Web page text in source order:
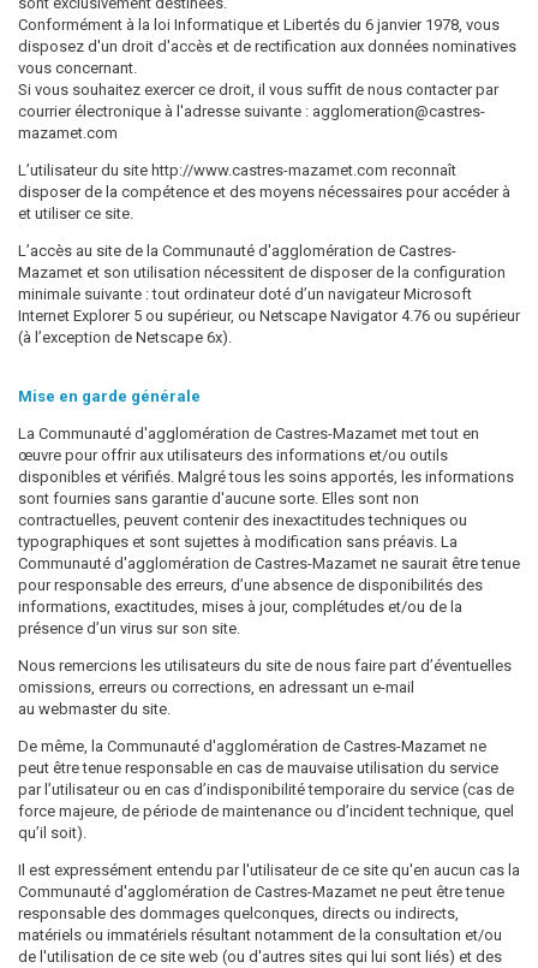
Conformément à la loi Informatique et Libertés du 6 janvier 1978, vous
disposez d'un droit d'accès et de rectification aux données nominatives
vous concernant.
Si vous souhaitez exercer ce droit, il vous suffit de nous contacter par
courrier électronique à l'adresse suivante : agglomeration@castres-
mazamet.com
L’utilisateur du site http://www.castres-mazamet.com reconnaît
disposer de la compétence et des moyens nécessaires pour accéder à
et utiliser ce site.
L’accès au site de la Communauté d'agglomération de Castres-
Mazamet et son utilisation nécessitent de disposer de la configuration
minimale suivante : tout ordinateur doté d’un navigateur Microsoft
Internet Explorer 5 ou supérieur, ou Netscape Navigator 4.76 ou supérieur
(à l’exception de Netscape 6x).
Mise en garde générale
La Communauté d'agglomération de Castres-Mazamet met tout en
œuvre pour offrir aux utilisateurs des informations et/ou outils
disponibles et vérifiés. Malgré tous les soins apportés, les informations
sont fournies sans garantie d'aucune sorte. Elles sont non
contractuelles, peuvent contenir des inexactitudes techniques ou
typographiques et sont sujettes à modification sans préavis. La
Communauté d'agglomération de Castres-Mazamet ne saurait être tenue
pour responsable des erreurs, d’une absence de disponibilités des
informations, exactitudes, mises à jour, complétudes et/ou de la
présence d’un virus sur son site.
Nous remercions les utilisateurs du site de nous faire part d’éventuelles
omissions, erreurs ou corrections, en adressant un e-mail
au webmaster du site.
De même, la Communauté d'agglomération de Castres-Mazamet ne
peut être tenue responsable en cas de mauvaise utilisation du service
par l’utilisateur ou en cas d’indisponibilité temporaire du service (cas de
force majeure, de période de maintenance ou d’incident technique, quel
qu’il soit).
Il est expressément entendu par l'utilisateur de ce site qu'en aucun cas la
Communauté d'agglomération de Castres-Mazamet ne peut être tenue
responsable des dommages quelconques, directs ou indirects,
matériels ou immatériels résultant notamment de la consultation et/ou
de l'utilisation de ce site web (ou d'autres sites qui lui sont liés) et des